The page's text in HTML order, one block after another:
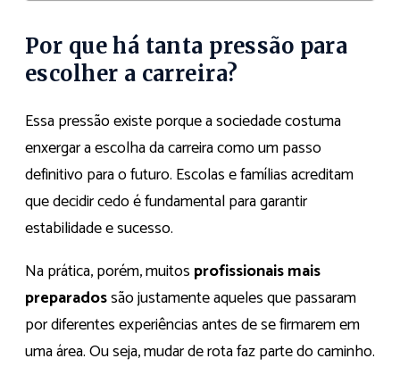
Por que há tanta pressão para
escolher a carreira?
Essa pressão existe porque a sociedade costuma
enxergar a escolha da carreira como um passo
definitivo para o futuro. Escolas e famílias acreditam
que decidir cedo é fundamental para garantir
estabilidade e sucesso.
Na prática, porém, muitos profissionais mais
preparadossão justamente aqueles que passaram
por diferentes experiências antes de se firmarem em
uma área. Ou seja, mudar de rota faz parte do caminho.